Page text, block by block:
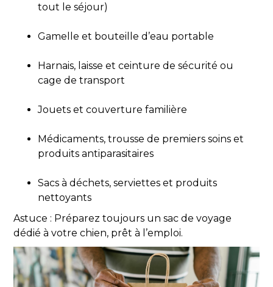
tout le séjour)
Gamelle et bouteille d’eau portable
Harnais, laisse et ceinture de sécurité ou
cage de transport
Jouets et couverture familière
Médicaments, trousse de premiers soins et
produits antiparasitaires
Sacs à déchets, serviettes et produits
nettoyants
Astuce : Préparez toujours un sac de voyage
dédié à votre chien, prêt à l’emploi.